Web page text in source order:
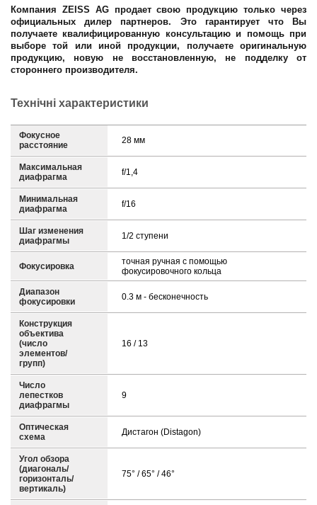
Компания ZEISS AG продает свою продукцию только через
официальных дилер партнеров. Это гарантирует что Вы
получаете квалифицированную консультацию и помощь при
выборе той или иной продукции, получаете оригинальную
продукцию, новую не восстановленную, не подделку от
стороннего производителя.
Технічні характеристики
Фокусное
расстояние
28 мм
Максимальная
диафрагма
f/1,4
Минимальная
диафрагма
f/16
Шаг изменения
диафрагмы
1/2 ступени
Фокусировка
точная ручная с помощью
фокусировочного кольца
Диапазон
фокусировки
0.3 м - бесконечность
Конструкция
объектива
(число
элементов/
групп)
16 / 13
Число
лепестков
диафрагмы
9
Оптическая
схема
Дистагон (Distagon)
Угол обзора
(диагональ/
горизонталь/
вертикаль)
75° / 65° / 46°